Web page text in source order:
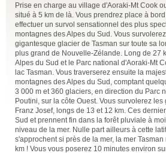
Prise en charge au village d'Aoraki-Mt Cook
situé à 5 km de là. Vous prendrez place à
effectuer un survol sensationnel des plus
montagnes des Alpes du Sud. Vous
gigantesque glacier de Tasman sur toute sa
plus grand de Nouvelle-Zélande. Long de 27
Alpes du Sud et le Parc national d'Aoraki-Mt
lac Tasman. Vous traverserez ensuite la
montagnes des Alpes du Sud, comptant
3 000 m et 360 glaciers, en direction du Parc
Poutini, sur la côte Ouest. Vous survolerez
Franz Josef, longs de 13 et 12 km. Ces
Sud et prennent fin dans la forêt pluviale à
niveau de la mer. Nulle part ailleurs à cette
s'approchent si près de la mer, la mer
km ! Vous vous poserez 10 minutes environ